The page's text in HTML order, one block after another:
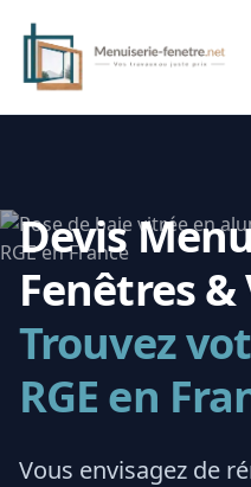
Devis
Fenêtres &
Trouvez
RGE en
Vous envisagez de